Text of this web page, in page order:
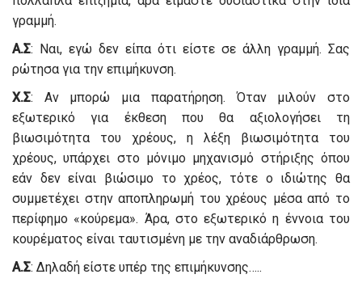
γραμμή.
Α.Σ: Ναι, εγώ δεν είπα ότι είστε σε άλλη γραμμή. Σας
ρώτησα για την επιμήκυνση.
Χ.Σ: Αν μπορώ μια παρατήρηση. Όταν μιλούν στο
εξωτερικό για έκθεση που θα αξιολογήσει τη
βιωσιμότητα του χρέους, η λέξη βιωσιμότητα του
χρέους, υπάρχει στο μόνιμο μηχανισμό στήριξης όπου
εάν δεν είναι βιώσιμο το χρέος, τότε ο ιδιώτης θα
συμμετέχει στην αποπληρωμή του χρέους μέσα από το
περίφημο «κούρεμα». Άρα, στο εξωτερικό η έννοια του
κουρέματος είναι ταυτισμένη με την αναδιάρθρωση.
Α.Σ: Δηλαδή είστε υπέρ της επιμήκυνσης…..